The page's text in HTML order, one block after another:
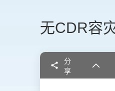
无CDR容
分
享